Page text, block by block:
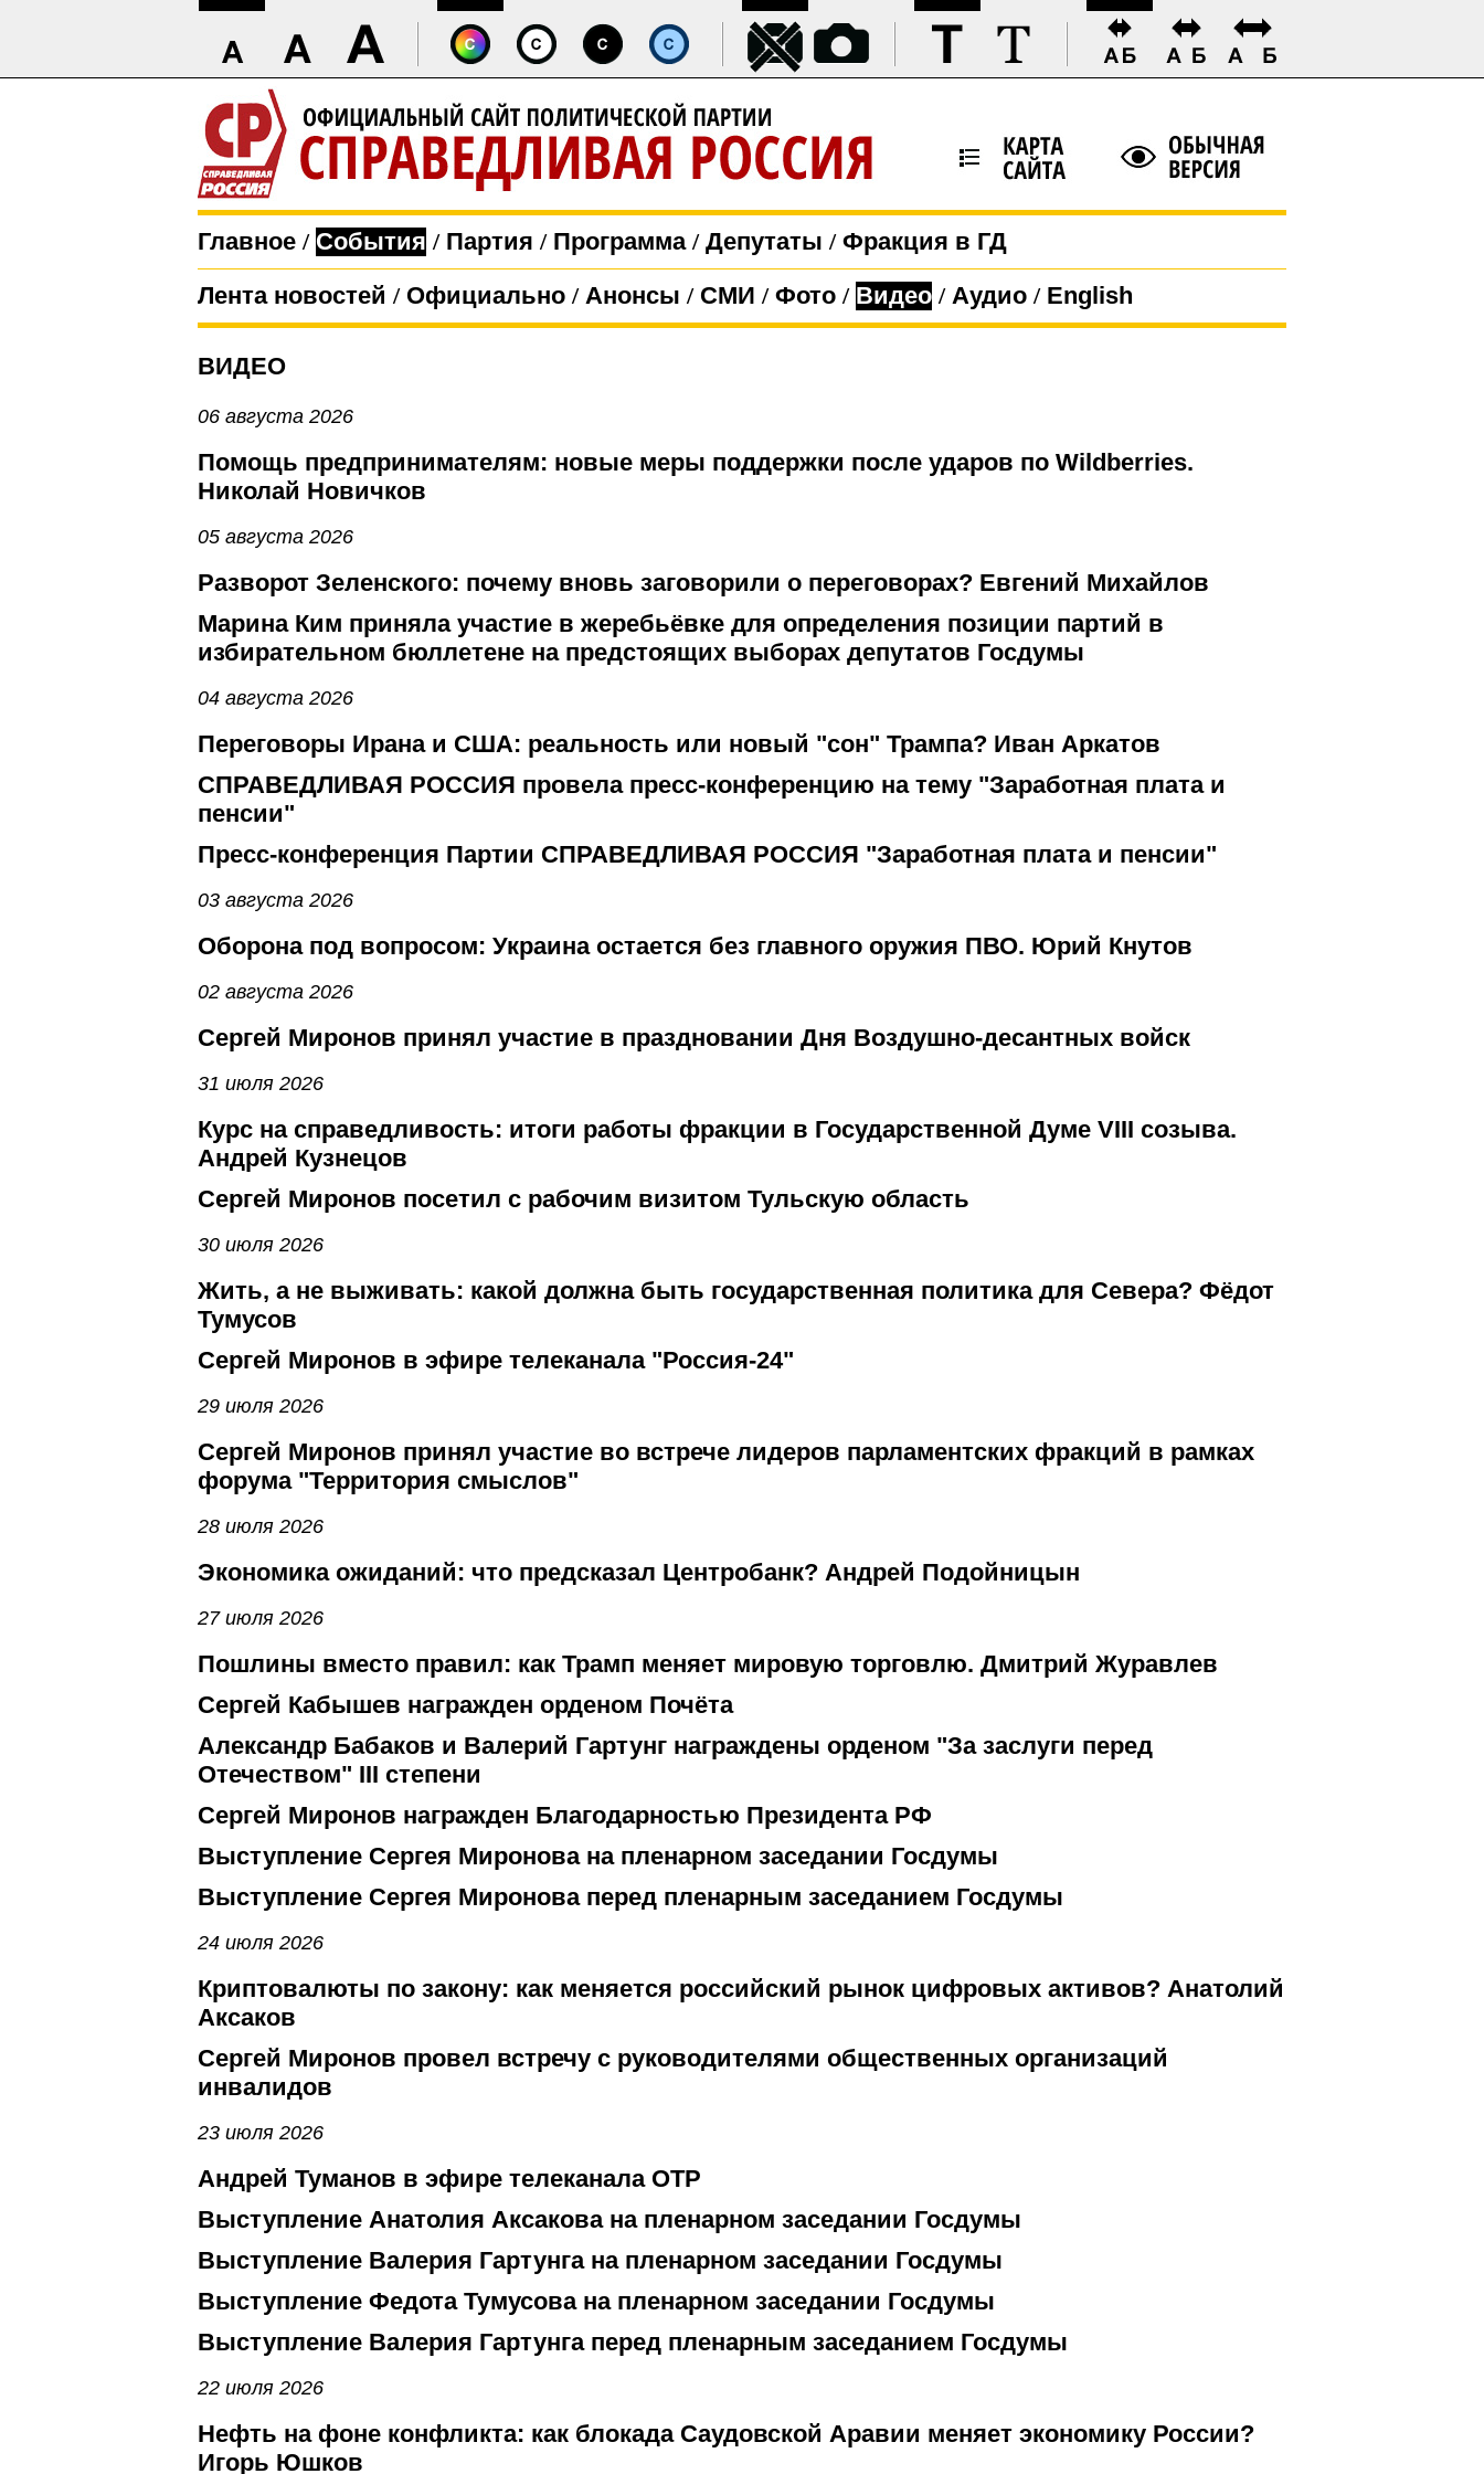
Главное / События / Партия / Программа/ Депутаты / Фракция в ГД
Лента новостей / Официально / Анонсы / СМИ / Фото / Видео / Аудио / English
ВИДЕО
06 августа 2026
Помощь предпринимателям: новые меры поддержки после ударов по Wildberries.
Николай Новичков
05 августа 2026
Разворот Зеленского: почему вновь заговорили о переговорах? Евгений Михайлов
Марина Ким приняла участие в жеребьёвке для определения позиции партий в
избирательном бюллетене на предстоящих выборах депутатов Госдумы
04 августа 2026
Переговоры Ирана и США: реальность или новый "сон" Трампа? Иван Аркатов
СПРАВЕДЛИВАЯ РОССИЯ провела пресс-конференцию на тему "Заработная плата и
пенсии"
Пресс-конференция Партии СПРАВЕДЛИВАЯ РОССИЯ "Заработная плата и пенсии"
03 августа 2026
Оборона под вопросом: Украина остается без главного оружия ПВО. Юрий Кнутов
02 августа 2026
Сергей Миронов принял участие в праздновании Дня Воздушно-десантных войск
31 июля 2026
Курс на справедливость: итоги работы фракции в Государственной Думе VIII созыва.
Андрей Кузнецов
Сергей Миронов посетил с рабочим визитом Тульскую область
30 июля 2026
Жить, а не выживать: какой должна быть государственная политика для Севера? Фёдот
Тумусов
Сергей Миронов в эфире телеканала "Россия-24"
29 июля 2026
Сергей Миронов принял участие во встрече лидеров парламентских фракций в рамках
форума "Территория смыслов"
28 июля 2026
Экономика ожиданий: что предсказал Центробанк? Андрей Подойницын
27 июля 2026
Пошлины вместо правил: как Трамп меняет мировую торговлю. Дмитрий Журавлев
Сергей Кабышев награжден орденом Почёта
Александр Бабаков и Валерий Гартунг награждены орденом "За заслуги перед
Отечеством" III степени
Сергей Миронов награжден Благодарностью Президента РФ
Выступление Сергея Миронова на пленарном заседании Госдумы
Выступление Сергея Миронова перед пленарным заседанием Госдумы
24 июля 2026
Криптовалюты по закону: как меняется российский рынок цифровых активов? Анатолий
Аксаков
Сергей Миронов провел встречу с руководителями общественных организаций
инвалидов
23 июля 2026
Андрей Туманов в эфире телеканала ОТР
Выступление Анатолия Аксакова на пленарном заседании Госдумы
Выступление Валерия Гартунга на пленарном заседании Госдумы
Выступление Федота Тумусова на пленарном заседании Госдумы
Выступление Валерия Гартунга перед пленарным заседанием Госдумы
22 июля 2026
Нефть на фоне конфликта: как блокада Саудовской Аравии меняет экономику России?
Игорь Юшков